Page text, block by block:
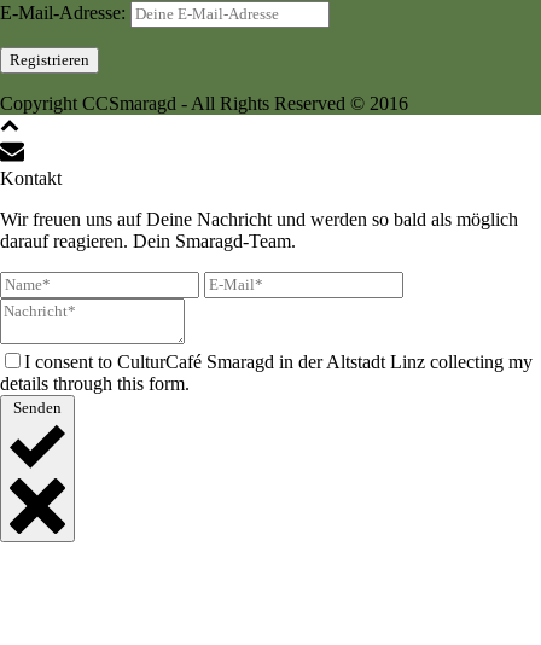
E-Mail-Adresse:
Copyright CCSmaragd - All Rights Reserved © 2016
Kontakt
Wir freuen uns auf Deine Nachricht und werden so bald als möglich
darauf reagieren. Dein Smaragd-Team.
I consent to CulturCafé Smaragd in der Altstadt Linz collecting my
details through this form.
Senden